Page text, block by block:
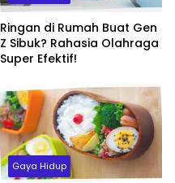
Ringan di Rumah Buat Gen
Z Sibuk? Rahasia Olahraga
Super Efektif!
Gaya Hidup